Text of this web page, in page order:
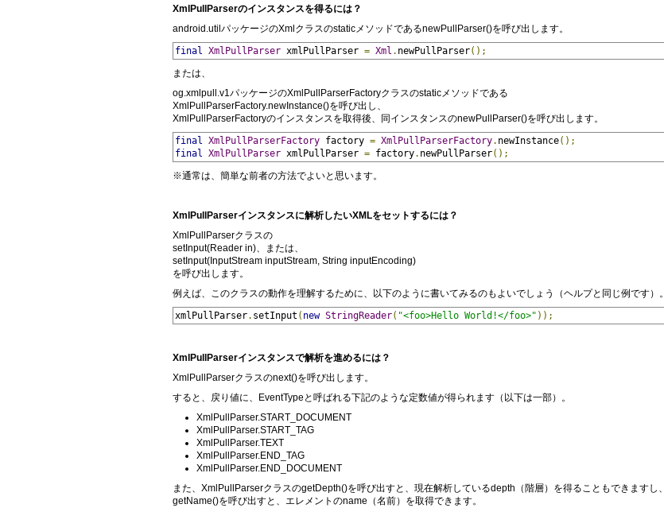
XmlPullParserのインスタンスを得るには？
android.utilパッケージのXmlクラスのstaticメソッドであるnewPullParser()を呼び出します。
final XmlPullParser xmlPullParser = Xml . newPullParser();
または、
og.xmlpull.v1パッケージのXmlPullParserFactoryクラスのstaticメソッドである
XmlPullParserFactory.newInstance()を呼び出し、
XmlPullParserFactoryのインスタンスを取得後、同インスタンスのnewPullParser()を呼び出します。
final XmlPullParserFactory factory = XmlPullParserFactory. newInstance();
final XmlPullParser xmlPullParser = factory. newPullParser();
※通常は、簡単な前者の方法でよいと思います。
XmlPullParserインスタンスに解析したいXMLをセットするには？
XmlPullParserクラスの
setInput(Reader in)、または、
setInput(InputStream inputStream, String inputEncoding)
を呼び出します。
例えば、このクラスの動作を理解するために、以下のように書いてみるのもよいでしょう（ヘルプと同じ例です）。
xmlPullParser. setInput ( new StringReader( "<foo>Hello World!</foo>" ));
XmlPullParserインスタンスで解析を進めるには？
XmlPullParserクラスのnext()を呼び出します。
すると、戻り値に、EventTypeと呼ばれる下記のような定数値が得られます（以下は一部）。
XmlPullParser.START_DOCUMENT
XmlPullParser.START_TAG
XmlPullParser.TEXT
XmlPullParser.END_TAG
XmlPullParser.END_DOCUMENT
また、XmlPullParserクラスのgetDepth()を呼び出すと、現在解析しているdepth（階層）を得ることもできますし、
getName()を呼び出すと、エレメントのname（名前）を取得できます。